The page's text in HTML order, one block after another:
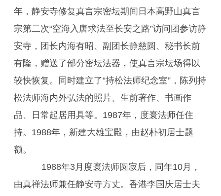
年，静安寺修复真言宗密坛期间日本高野山真言
宗第二次“空海入唐求法至长安之路”访问团参访静
安寺，团长内海有昭、副团长静慈圆、秘书长前
有隆，赠送了部分密坛法器，使真言宗坛场得以
较快恢复。同时建立了“持松法师纪念室”，陈列持
松法师海内外弘法的照片、生前著作、书画作
品、日常起居用具等。1987年，度寰法师任住
持。1988年，新建大雄宝殿，由赵朴初居士题
额。
1988年3月度寰法师圆寂后，同年10月，
由真禅法师兼任静安寺方丈。香港李国庆居士夫